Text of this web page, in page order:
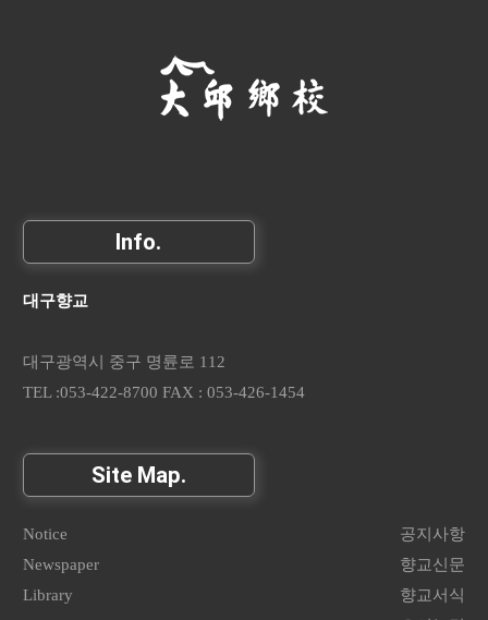
Info.
대구향교
대구광역시 중구 명륜로 112
TEL :053-422-8700 FAX : 053-426-1454
Site Map.
Notice
공지사항
Newspaper
향교신문
Library
향교서식